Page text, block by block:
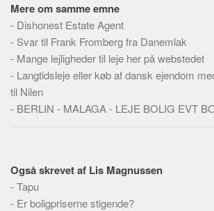
Aspekter
Køb og salg
Økonomi
Jura og regler
Skatter og afgifter
Alle
Meta
Mere om samme emne
- Dishonest Estate Agent
- Svar til Frank Fromberg fra Danemlak
- Mange lejligheder til leje her på webstedet
- Langtidsleje eller køb af dansk ejendom
til Nilen
- BERLIN - MALAGA - LEJE BOLIG EVT
Også skrevet af Lis Magnussen
-Tapu
- Er boligpriserne stigende?